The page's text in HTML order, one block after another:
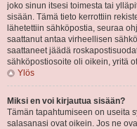
joko sinun itsesi toimesta tai
sisään. Tämä tieto kerrottiin
lähetettiin sähköpostia, seuraa
saattanut antaa virheellisen
saattaneet jäädä
sähköpostiosoite oli oikein, yritä
Ylös
Miksi en voi kirjautua sisään?
Tämän tapahtumiseen on useita
salasanasi ovat oikein. Jos ne